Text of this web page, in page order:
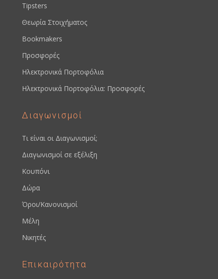
Tipsters
Θεωρία Στοιχήματος
Bookmakers
Προσφορές
Ηλεκτρονικά Πορτοφόλια
Ηλεκτρονικά Πορτοφόλια: Προσφορές
Διαγωνισμοί
Τι είναι οι Διαγωνισμοί;
Διαγωνισμοί σε εξέλιξη
Κουπόνι
Δώρα
Όροι/Κανονισμοί
Μέλη
Νικητές
Επικαιρότητα